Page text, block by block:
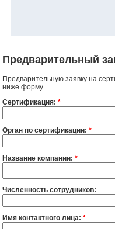
Предварительный
Предварительную заявку на
ниже форму.
Сертификация: *
Орган по сертификации: *
Название компании: *
Численность сотрудников:
Имя контактного лица: *